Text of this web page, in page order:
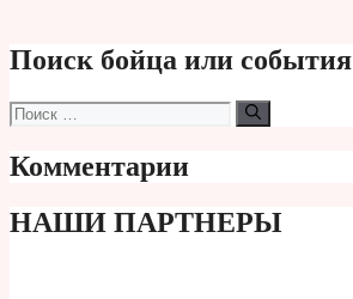
Поиск бойца или события
Поиск:
Комментарии
НАШИ ПАРТНЕРЫ